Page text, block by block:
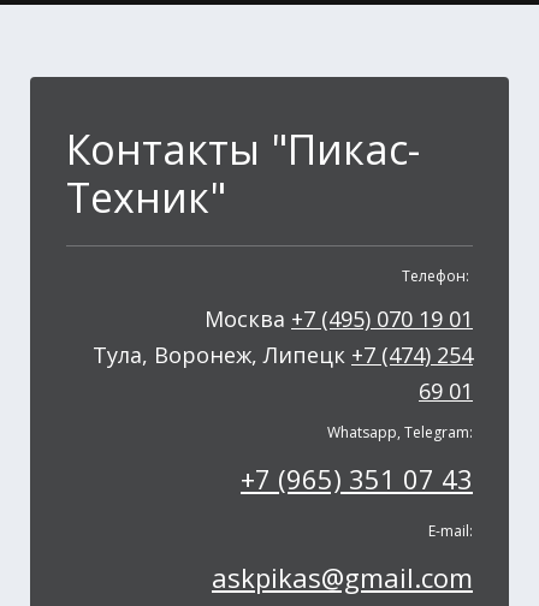
Контакты "Пикас-
Техник"
Телефон:
Москва +7 (495) 070 19 01
Тула, Воронеж, Липецк +7 (474) 254
69 01
Whatsapp, Telegram:
+7 (965) 351 07 43
E-mail:
askpikas@gmail.com